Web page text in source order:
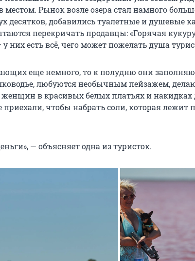
Рынок возле озера стал намного
десятков, добавились туалетные и душевые
перекричать продавцы: «Горячая
них есть всё, чего может пожелать душа
еще немного, то к полудню они
любуются необычным пейзажем,
в красивых белых платьях и накидках
чтобы набрать соли, которая лежит
— объясняет одна из туристок.